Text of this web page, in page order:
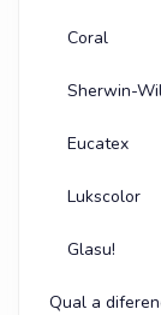
Coral
Sherwin-
Eucatex
Lukscolor
Glasu!